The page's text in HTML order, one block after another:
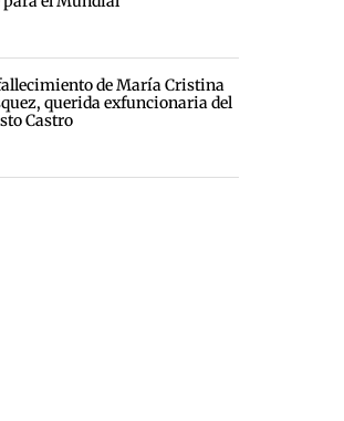
de María Cristina
querida exfuncionaria del
Castro